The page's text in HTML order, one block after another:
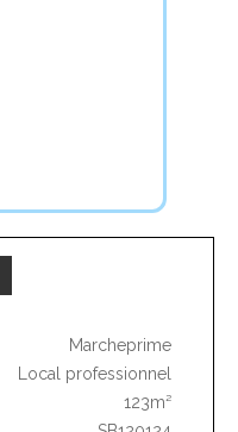
Marcheprime
Local professionnel
123m²